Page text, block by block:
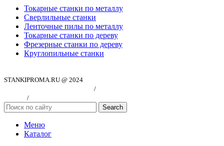
Токарные станки по металлу
Сверлильные станки
Ленточные пилы по металлу
Токарные станки по дереву
Фрезерные станки по дереву
Круглопильные станки
STANKIPROMA.RU @ 2024
/
/
Search
Меню
Каталог